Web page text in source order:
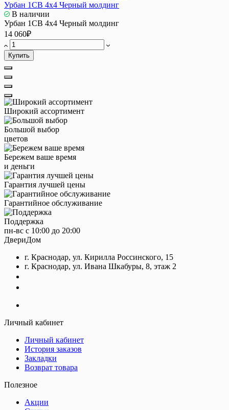
Урбан 1СВ 4x4 Черный молдинг
В наличии
Урбан 1СВ 4x4 Черный молдинг
14 060₽
Купить
Широкий ассортимент
Большой выбор
цветов
Бережем ваше время
и деньги
Гарантия лучшей цены
Гарантийное обслуживание
Поддержка
пн-вс с 10:00 до 20:00
ДвериДом
г. Краснодар, ул. Кирилла Россинского, 15
г. Краснодар, ул. Ивана Шкабуры, 8, этаж 2
Личный кабинет
Личный кабинет
История заказов
Закладки
Возврат товара
Полезное
Акции